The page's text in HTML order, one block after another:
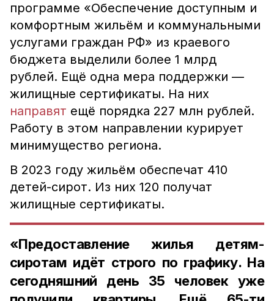
программе «Обеспечение доступным и
комфортным жильём и коммунальными
услугами граждан РФ» из краевого
бюджета выделили более 1 млрд
рублей. Ещё одна мера поддержки —
жилищные сертификаты. На них
направят ещё порядка 227 млн рублей.
Работу в этом направлении курирует
минимущество региона.
В 2023 году жильём обеспечат 410
детей-сирот. Из них 120 получат
жилищные сертификаты.
«Предоставление жилья детям-
сиротам идёт строго по графику. На
сегодняшний день 35 человек уже